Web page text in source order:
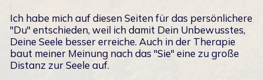
Ich habe mich auf diesen Seiten für das persönlichere
"Du" entschieden, weil ich damit Dein Unbewusstes,
Deine Seele besser erreiche. Auch in der Therapie
baut meiner Meinung nach das "Sie" eine zu große
Distanz zur Seele auf.